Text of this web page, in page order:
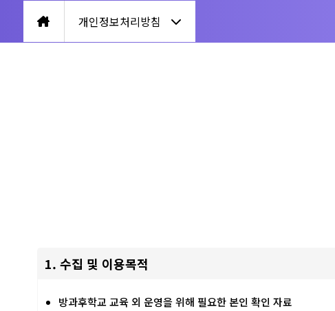
개인정보처리방침
1. 수집 및 이용목적
방과후학교 교육 외 운영을 위해 필요한 본인 확인 자료